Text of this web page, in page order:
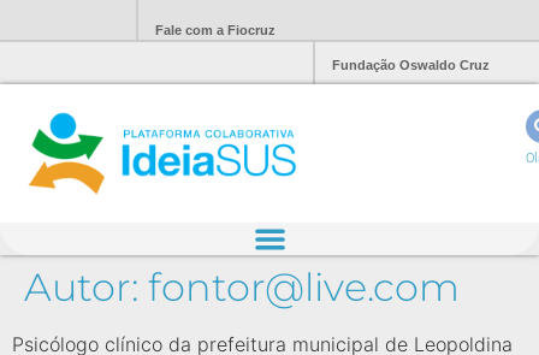
Fale com a Fiocruz
Fundação Oswaldo Cruz
Autor: fontor@live.com
Psicólogo clínico da prefeitura municipal de Leopoldina